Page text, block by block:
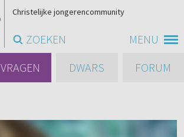
MENU
Christelijke jongerencommunity
ZOEKEN
VRAGEN DWARS FORUM